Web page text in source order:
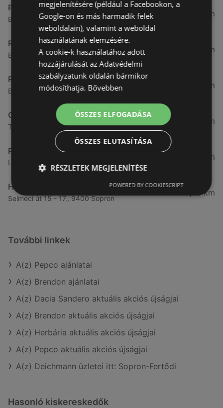
Pepco
Banfalvi u. 6-8. 8., 9400 Sopron
3,82 km
Rothenberger
Bánfalvi u. 4 / f, 9400 Sopron
3,85 km
Rothenberger
Baross út 12, 9400 Sopron
3,9 km
OTP Bank
Teleki utca 22./A Moma üzletközpont, 9400 Sopron
4,28 km
Pepco
Lackner K. u. 35. - Sopron Pláza 35., 9400 Sopron
4,42 km
Herbária
Selmeci út 15 - 17., 9400 Sopron
4,73 km
További linkek
A(z) Pepco ajánlatai
A(z) Brendon ajánlatai
A(z) Dacia Sandero aktuális akciós újságjai
A(z) Brendon aktuális akciós újságjai
A(z) Herbária aktuális akciós újságjai
A(z) Pepco aktuális akciós újságjai
A(z) Deichmann üzletei itt: Sopron-Fertődi
Hasonló kiskereskedők
megjelenítésére (például a Facebookon, a
Google-on és más harmadik felek
weboldalain), valamint a weboldal
használatának elemzésére.
A cookie-k használatához adott
hozzájárulását az Adatvédelmi
szabályzatunk oldalán bármikor
módosíthatja. Bővebben
ÖSSZES ELFOGADÁSA
ÖSSZES ELUTASÍTÁSA
RÉSZLETEK MEGJELENÍTÉSE
POWERED BY COOKIESCRIPT